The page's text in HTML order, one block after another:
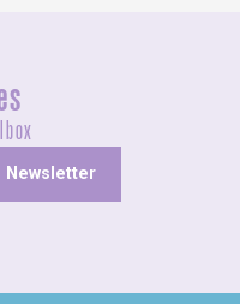
Newsletter